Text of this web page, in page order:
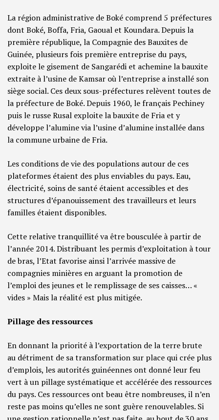
La région administrative de Boké comprend 5 préfectures
dont Boké, Boffa, Fria, Gaoual et Koundara. Depuis la
première république, la Compagnie des Bauxites de
Guinée, plusieurs fois première entreprise du pays,
exploite le gisement de Sangarédi et achemine la bauxite
extraite à l’usine de Kamsar où l’entreprise a installé son
siège social. Ces deux sous-préfectures relèvent toutes de
la préfecture de Boké. Depuis 1960, le français Pechiney
puis le russe Rusal exploite la bauxite de Fria et y
développe l’alumine via l’usine d’alumine installée dans
la commune urbaine de Fria.
Les conditions de vie des populations autour de ces
plateformes étaient des plus enviables du pays. Eau,
électricité, soins de santé étaient accessibles et des
structures d’épanouissement des travailleurs et leurs
familles étaient disponibles.
Cette relative tranquillité va être bousculée à partir de
l’année 2014. Distribuant les permis d’exploitation à tour
de bras, l’Etat favorise ainsi l’arrivée massive de
compagnies minières en arguant la promotion de
l’emploi des jeunes et le remplissage de ses caisses… «
vides » Mais la réalité est plus mitigée.
Pillage des ressources
En donnant la priorité à l’exportation de la terre brute
au détriment de sa transformation sur place qui crée plus
d’emplois, les autorités guinéennes ont donné leur feu
vert à un pillage systématique et accélérée des ressources
du pays. Ces ressources ont beau être nombreuses, il n’en
reste pas moins qu’elles ne sont guère renouvelables. Si